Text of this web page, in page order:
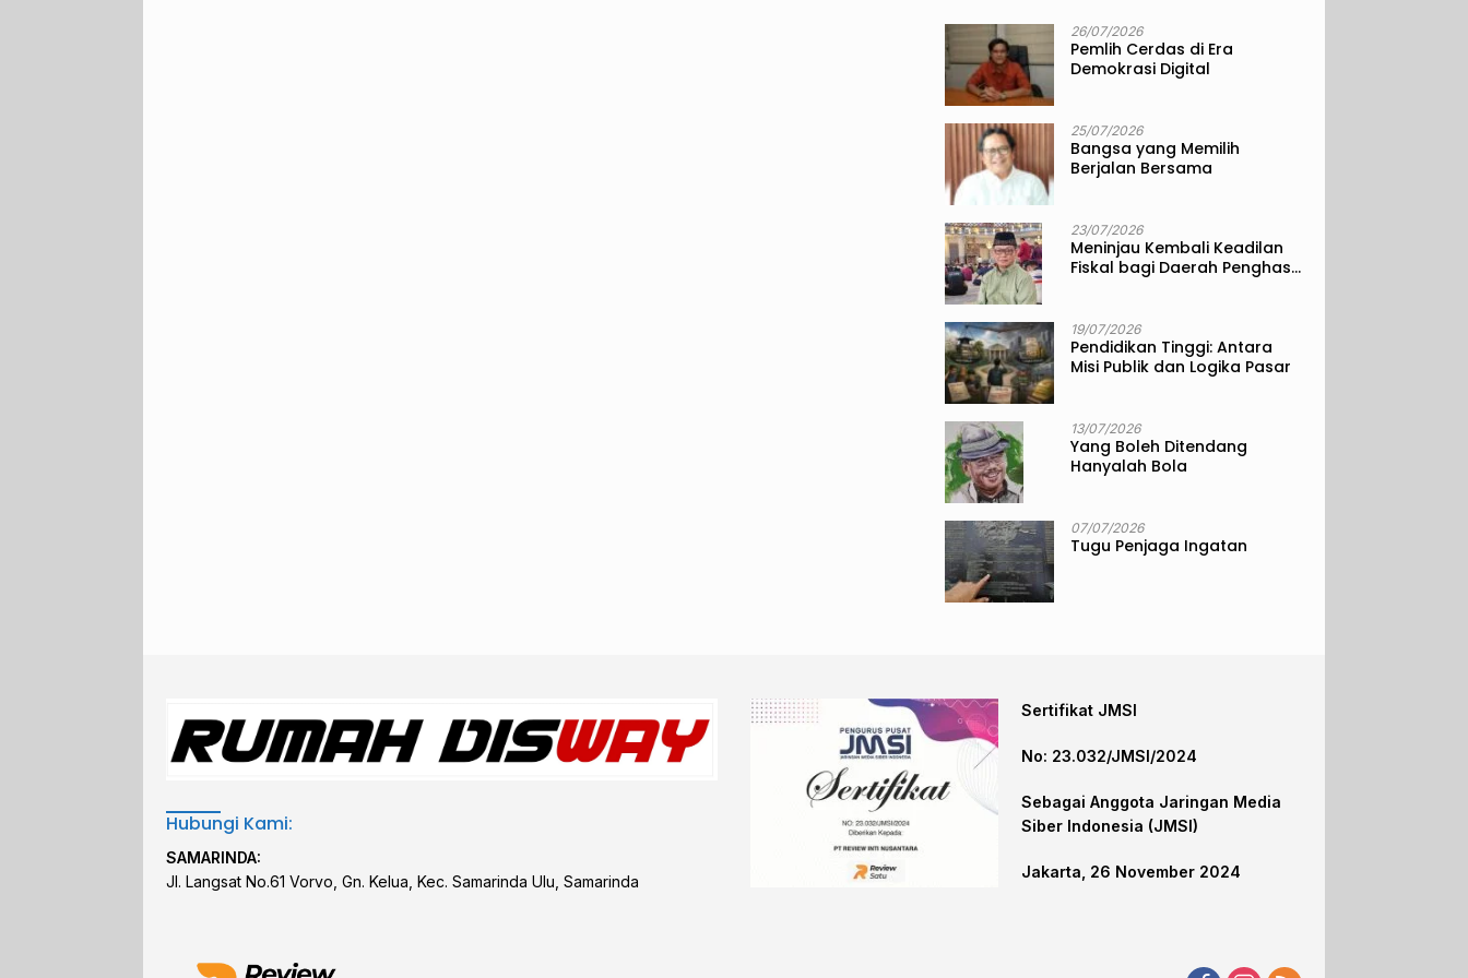
26/07/2026
Pemlih Cerdas di Era
Demokrasi Digital
25/07/2026
Bangsa yang Memilih
Berjalan Bersama
23/07/2026
Meninjau Kembali Keadilan
Fiskal bagi Daerah Penghasil
19/07/2026
Pendidikan Tinggi: Antara
Misi Publik dan Logika Pasar
13/07/2026
Yang Boleh Ditendang
Hanyalah Bola
07/07/2026
Tugu Penjaga Ingatan
Hubungi Kami:
SAMARINDA:
Jl. Langsat No.61 Vorvo, Gn. Kelua, Kec. Samarinda Ulu, Samarinda
Sertifikat JMSI
No: 23.032/JMSI/2024
Sebagai Anggota Jaringan Media
Siber Indonesia (JMSI)
Jakarta, 26 November 2024